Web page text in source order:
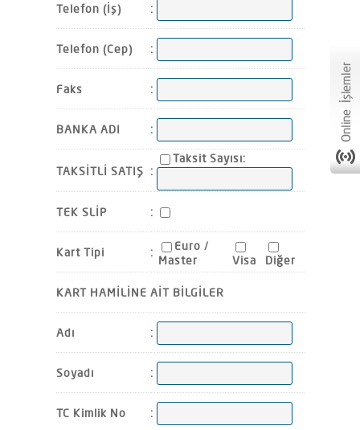
Telefon (İş) :
Telefon (Cep) :
Faks :
BANKA ADI :
TAKSİTLİ SATIŞ :
Taksit Sayısı:
TEK SLİP :
Kart Tipi :
Euro /
Master
Visa Diğer
KART HAMİLİNE AİT BİLGİLER
Adı :
Soyadı :
TC Kimlik No :